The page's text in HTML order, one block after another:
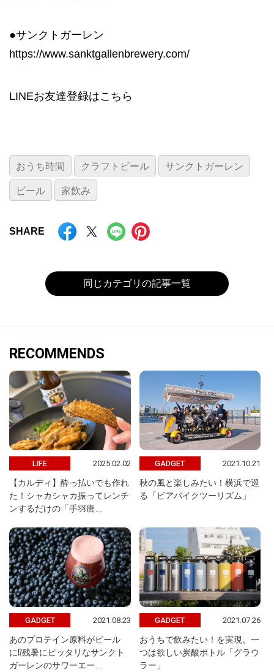
●サンクトガーレン
https://www.sanktgallenbrewery.com/
LINEお友達登録はこちら
おうち時間 クラフトビール サンクトガーレン
ビール 家飲み
SHARE
同じカテゴリの記事一覧
RECOMMENDS
LIFE 2025.02.02
【カルディ】酔っ払いでも作れ
た！シャカシャカ振ってレンチ
ンするだけの「手羽唐…
GADGET 2021.10.21
秋の風と楽しみたい！横浜で巡
る「ビアバイクツーリズム」
GADGET 2021.08.23
あのプロテイン原料がビール
に⁉︎残暑にピッタリなサンクト
ガーレンのサワーエー…
GADGET 2021.07.26
おうちで飲みたい！を実現。一
つは欲しい炭酸ボトル「グラウ
ラー」